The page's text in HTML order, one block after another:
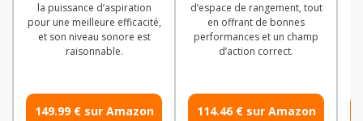
la puissance d’aspiration
pour une meilleure efficacité,
et son niveau sonore est
raisonnable.
d’espace de rangement, tout
en offrant de bonnes
performances et un champ
d’action correct.
149.99 € sur Amazon 114.46 € sur Amazon